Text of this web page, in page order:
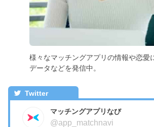
様々なマッチングアプリの情報や恋愛
データなどを発信中。
Twitter
マッチングアプリなび
@app_matchnavi